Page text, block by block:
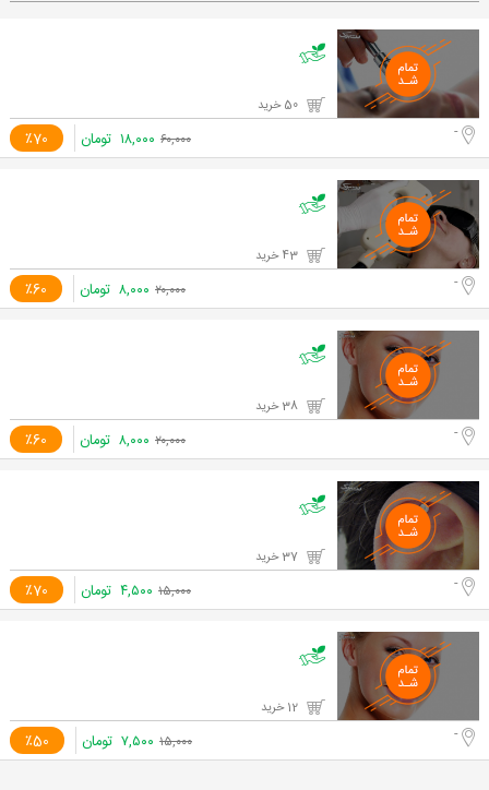
٪70 - ۶۰,۰۰۰ ۱۸,۰۰۰ تومان
٪60 - ۲۰,۰۰۰ ۸,۰۰۰ تومان
٪60 - ۲۰,۰۰۰ ۸,۰۰۰ تومان
٪70 - ۱۵,۰۰۰ ۴,۵۰۰ تومان
٪50 - ۱۵,۰۰۰ ۷,۵۰۰ تومان